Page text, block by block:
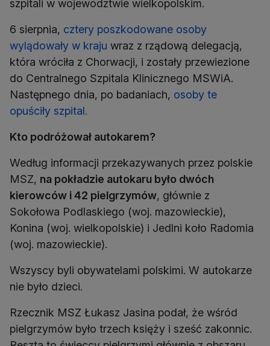
szpitali w województwie wielkopolskim.
6 sierpnia, cztery poszkodowane osoby
wylądowały w kraju wraz z rządową delegacją,
która wróciła z Chorwacji, i zostały przewiezione
do Centralnego Szpitala Klinicznego MSWiA.
Następnego dnia, po badaniach, osoby te
opuściły szpital.
Kto podróżował autokarem?
Według informacji przekazywanych przez polskie
MSZ, na pokładzie autokaru było dwóch
kierowców i 42 pielgrzymów, głównie z
Sokołowa Podlaskiego (woj. mazowieckie),
Konina (woj. wielkopolskie) i Jedlni koło Radomia
(woj. mazowieckie).
Wszyscy byli obywatelami polskimi. W autokarze
nie było dzieci.
Rzecznik MSZ Łukasz Jasina podał, że wśród
pielgrzymów było trzech księży i sześć zakonnic.